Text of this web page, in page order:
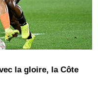
la gloire, la Côte